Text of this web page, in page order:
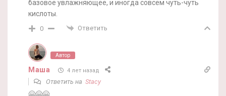
базовое увлажняющее, и иногда совсем чуть-чуть
кислоты.
0 Ответить
Автор
Маша 4 лет назад
Ответить на Stacy
🤗🤗🤗